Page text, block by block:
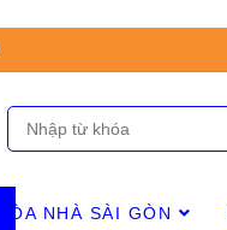
TÒA NHÀ SÀI GÒN